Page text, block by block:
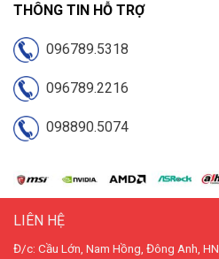
THÔNG TIN HỖ TRỢ
096789.5318
096789.2216
098890.5074
LIÊN HỆ
Đ/c: Cầu Lớn, Nam Hồng, Đông Anh, HN